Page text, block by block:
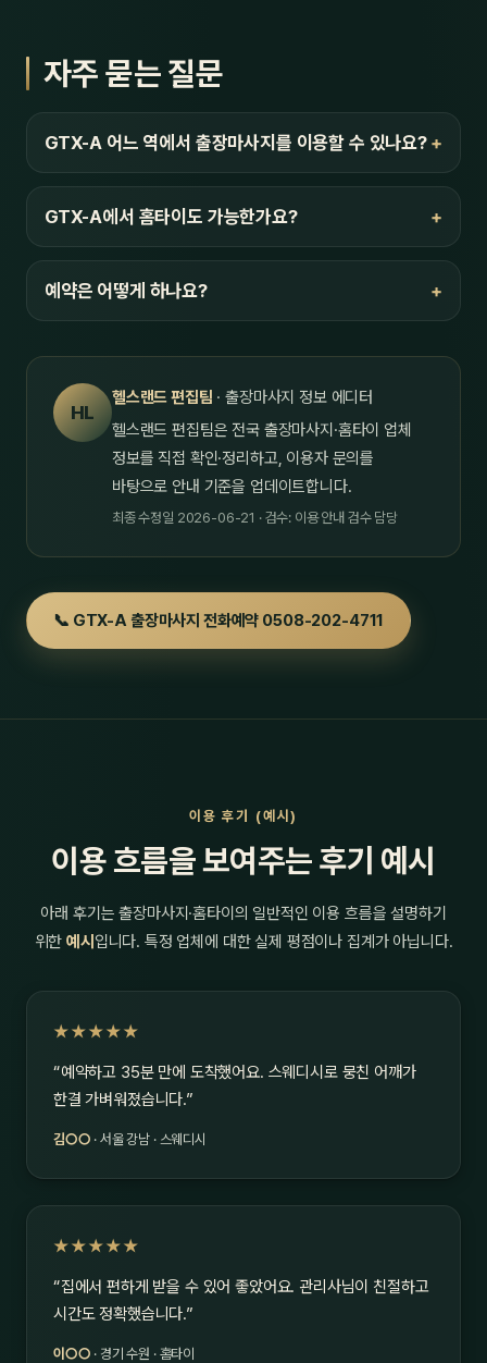
자주 묻는 질문
GTX-A 어느 역에서 출장마사지를 이용할 수 있나요?
GTX-A에서 홈타이도 가능한가요?
예약은 어떻게 하나요?
HL
헬스랜드 편집팀 · 출장마사지 정보 에디터
헬스랜드 편집팀은 전국 출장마사지·홈타이 업체
정보를 직접 확인·정리하고, 이용자 문의를
바탕으로 안내 기준을 업데이트합니다.
최종 수정일 2026-06-21 · 검수: 이용 안내 검수 담당
📞 GTX-A 출장마사지 전화예약 0508-202-4711
이용 후기 (예시)
이용 흐름을 보여주는 후기 예시
아래 후기는 출장마사지·홈타이의 일반적인 이용 흐름을 설명하기
위한예시 입니다. 특정 업체에 대한 실제 평점이나 집계가 아닙니다.
★★★★★
“예약하고 35분 만에 도착했어요. 스웨디시로 뭉친 어깨가
한결 가벼워졌습니다.”
김○○ · 서울 강남 · 스웨디시
★★★★★
“집에서 편하게 받을 수 있어 좋았어요. 관리사님이 친절하고
시간도 정확했습니다.”
이○○ · 경기 수원 · 홈타이